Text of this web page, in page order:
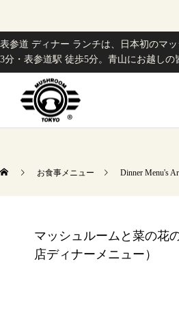
表参道 ディナー ランチは、日本初のマ
3分・表参道駅 徒歩5分。青山にお越しの
お食事メニュー Dinner Menu's
マッシュルームと菜の花
店ディナーメニュー）